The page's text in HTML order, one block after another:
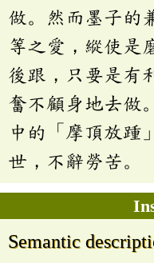
做。然而墨子的
等之愛，縱使是
後跟，只要是有
奮不顧身地去做
中的「摩頂放踵
世，不辭勞苦。
Semantic